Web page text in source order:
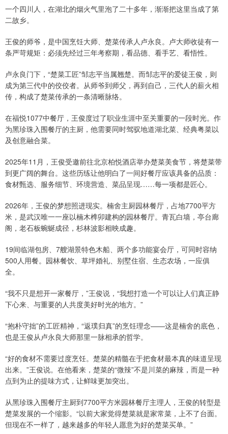
一个四川人，在湖北的烟火气里泡了二十多年，渐渐把这里当成了第
二故乡。
王俊的师爷，是中国烹饪大师、楚菜传承人卢永良。卢大师收徒有一
条严苛规矩：必须先经过三年考察期，看品德、看手艺、看悟性。
卢永良门下，“楚菜工匠”邹志平当属翘楚。而邹志平的爱徒王俊，则
成为第三代中的佼佼者。从师爷到师父，再到自己，三代人的薪火相
传，构成了楚菜传承的一条清晰脉络。
在福悦1077中餐厅，王俊度过了职业生涯中至关重要的一段时光。作
为黑珍珠入围餐厅的主厨，他需要同时驾驭地道湖北菜、经典粤菜以
及创意融合菜。
2025年11月，王俊受邀前往北京柏悦酒店举办楚菜美食节，将楚菜带
到更广阔的舞台。这些历练让他明白了一间好餐厅应该具备的品质：
食材甄选、服务细节、环境营造、菜品呈现……每一项都是匠心。
2026年，王俊的梦想照进现实。楠舍主厨园林餐厅，占地7700平方
米，是武汉唯一一座以楠木榫卯建构的园林餐厅。青瓦白墙，亭台廊
阁，老石板蜿蜒成径，杉林波影相映成趣。
19间临湖包房、7艘湖景特色木船、两个多功能宴会厅，可同时容纳
500人用餐。园林餐饮、草坪婚礼、别墅住宿、生态农场，一应俱
全。
“我不只是想开一家餐厅，”王俊说，“我想打造一个可以让人们真正静
下心来、与重要的人共度美好时光的地方。”
“抱朴守拙”的工匠精神，“返璞归真”的烹饪理念——这是楠舍的底色，
也是王俊从卢永良大师那里一脉相承的哲学。
“好的食材不需要过度烹饪。楚菜的精髓在于把食材最本真的味道呈现
出来。”王俊说。在他看来，楚菜的“微辣”不是川菜的麻辣，而是一种
点到为止的提味方式，让鲜味更加突出。
从黑珍珠入围餐厅主厨到7700平方米园林餐厅主理人，王俊的转型是
楚菜发展的一个缩影。“以前大家觉得楚菜就是家常菜，上不了台面。
但现在不一样了，越来越多的年轻人愿意为好的楚菜买单。”